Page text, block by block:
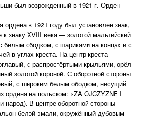
был возрожденный в 1921 г. Орден
ордена в 1921 году был установлен знак,
знаку XVIII века — золотой мальтийский
белым ободком, с шариками на концах и с
в углах креста. На центр креста
с распростёртыми крыльями, орёл
золотой короной. С оборотной стороны
с широким белым ободком, несущий
ордена на польском: «ZA OJCZYZNĘ I
народ). В центре оборотной стороны —
белой эмали, окружённый дубовым